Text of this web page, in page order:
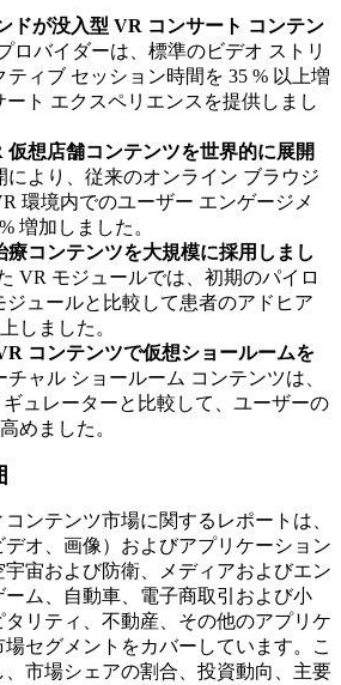
ドが没入型 VR コンサート コンテン
ロバイダーは、標準のビデオ ストリ
ィブ セッション時間を 35 % 以上増
ト エクスペリエンスを提供しまし
想店舗コンテンツを世界的に展開
により、従来のオンライン ブラウジ
環境内でのユーザー エンゲージメ
増加しました。
療コンテンツを大規模に採用しまし
VR モジュールでは、初期のパイロ
ジュールと比較して患者のアドヒア
しました。
コンテンツで仮想ショールームを
チャル ショールーム コンテンツは、
ュレーターと比較して、ユーザーの
めました。
ンテンツ市場に関するレポートは、
オ、画像）およびアプリケーション
宙および防衛、メディアおよびエン
ム、自動車、電子商取引および小
リティ、不動産、その他のアプリケ
セグメントをカバーしています。こ
市場シェアの割合、投資動向、主要